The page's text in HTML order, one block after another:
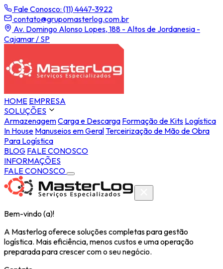
Fale Conosco: (11) 4447-3922
contato@grupomasterlog.com.br
Av. Domingo Alonso Lopes, 188 - Altos de Jordanesia -
Cajamar / SP
HOME EMPRESA
SOLUÇÕES
ArmazenagemCarga e Descarga Formação de Kits Logística
In House Manuseios em GeralTerceirização de Mão de Obra
Para Logística
BLOG FALE CONOSCO
INFORMAÇÕES
FALE CONOSCO
Bem-vindo (a)!
A Masterlog oferece soluções completas para gestão
logística. Mais eficiência, menos custos e uma operação
preparada para crescer com o seu negócio.